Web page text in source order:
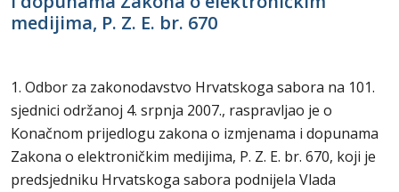
medijima, P. Z. E. br. 670
1. Odbor za zakonodavstvo Hrvatskoga sabora na 101.
sjednici održanoj 4. srpnja 2007., raspravljao je o
Konačnom prijedlogu zakona o izmjenama i dopunama
Zakona o elektroničkim medijima, P. Z. E. br. 670, koji je
predsjedniku Hrvatskoga sabora podnijela Vlada